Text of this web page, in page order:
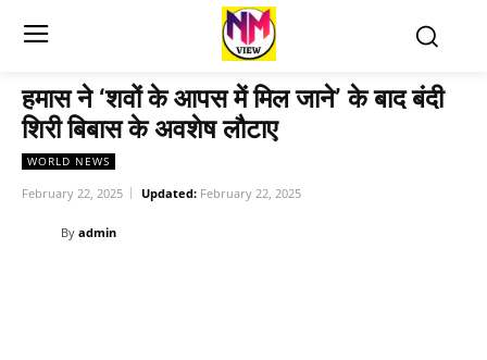
हमास ने ‘शवों के आपस में मिल जाने’ के बाद बंदी
शिरी बिबास के अवशेष लौटाए
WORLD NEWS
February 22, 2025 Updated: February 22, 2025
By admin